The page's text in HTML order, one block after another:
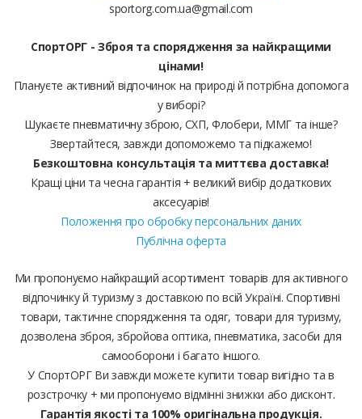
sportorg.com.ua@gmail.com
СпортОРГ - Зброя та спорядження за найкращими
цінами!
Плануєте активний відпочинок на природі й потрібна допомога
у виборі?
Шукаєте пневматичну зброю, СХП, Флобери, ММГ та інше?
Звертайтеся, завжди допоможемо та підкажемо!
Безкоштовна консультація та миттєва доставка!
Кращі ціни та чесна гарантія + великий вибір додаткових
аксесуарів!
Положення про обробку персональних даних
Публічна оферта
Ми пропонуємо найкращий асортимент товарів для активного
відпочинку й туризму з доставкою по всій Україні. Спортивні
товари, тактичне спорядження та одяг, товари для туризму,
дозволена зброя, збройова оптика, пневматика, засоби для
самооборони і багато іншого.
У СпортОРГ Ви завжди можете купити товар вигідно та в
розстрочку + ми пропонуємо відмінні знижки або дисконт.
Гарантія якості та 100% оригінальна продукція.